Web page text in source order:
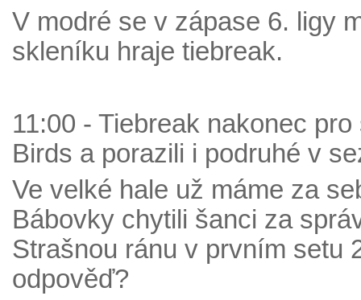
V modré se v zápase 6. ligy
skleníku hraje tiebreak.
11:00 - Tiebreak nakonec
Birds a porazili i podruhé v
Ve velké hale už máme za
Bábovky chytili šanci za
Strašnou ránu v prvním setu
odpověď?